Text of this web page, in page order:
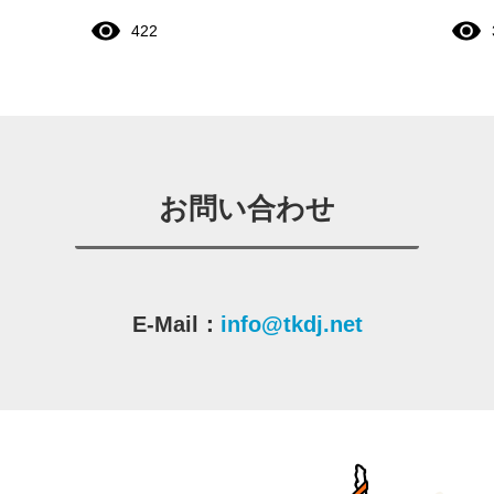
422
お問い合わせ
E-Mail： info@tkdj.net